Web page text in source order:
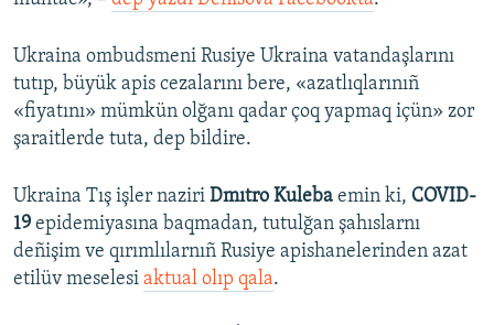
Ukraina ombudsmeni Rusiye Ukraina vatandaşlarını
tutıp, büyük apis cezalarını bere, «azatlıqlarınıñ
«fiyatını» mümkün olğanı qadar çoq yapmaq içün» zor
şaraitlerde tuta, dep bildire.
Ukraina Tış işler naziri Dmıtro Kuleba emin ki, COVID-
19 epidemiyasına baqmadan, tutulğan şahıslarnı
deñişim ve qırımlılarnıñ Rusiye apishanelerinden azat
etilüv meselesi aktual olıp qala.